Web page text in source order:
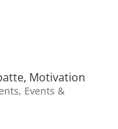
Motivation
, Events &